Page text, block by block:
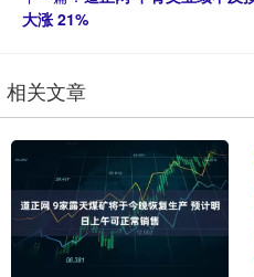
大涨 21%
相关文章